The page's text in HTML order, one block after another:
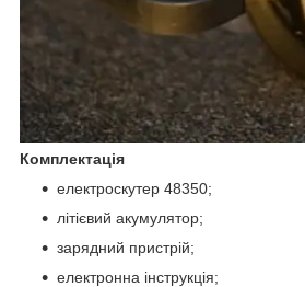
Комплектація
електроскутер 48350;
літієвий акумулятор;
зарядний пристрій;
електронна інструкція;